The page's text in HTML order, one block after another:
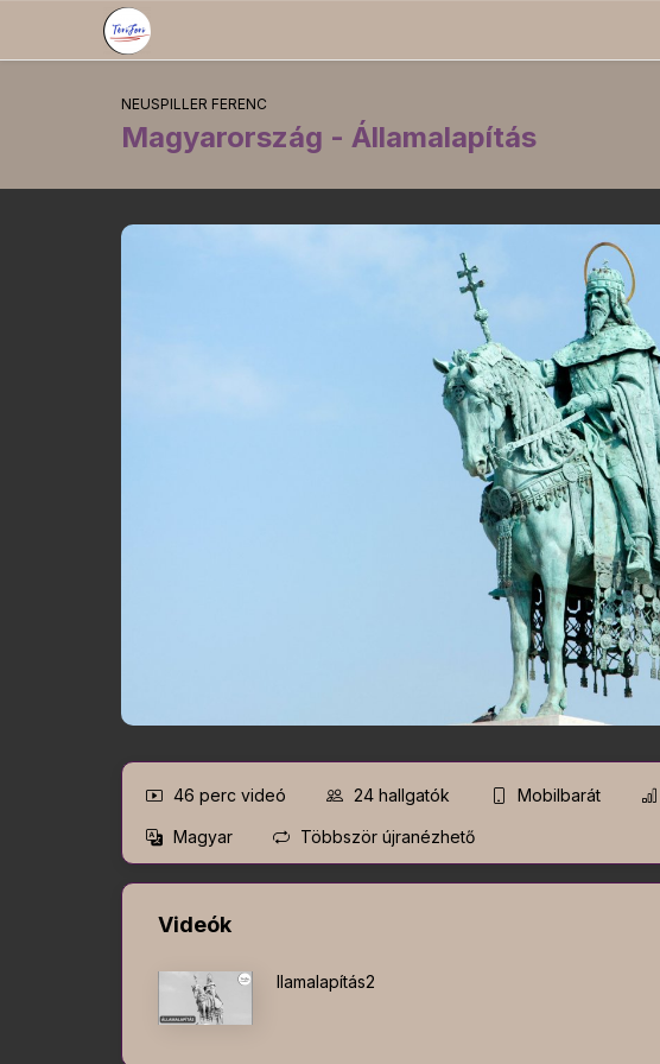
NEUSPILLER FERENC
Magyarország - Államalapítás
46 perc videó 24 hallgatók Mobilbarát
Magyar Többször újranézhető
Videók
llamalapítás2